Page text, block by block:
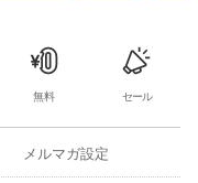
無料 セール
メルマガ設定